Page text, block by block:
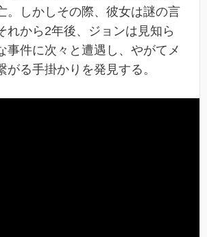
。しかしその際、彼女は謎の言
れから2年後、ジョンは見知ら
事件に次々と遭遇し、やがてメ
がる手掛かりを発見する。